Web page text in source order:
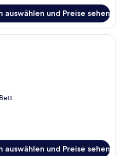
auswählen und Preise sehen
Ein modernes Hotelzimmer mit Bett,
auswählen und Preise sehen